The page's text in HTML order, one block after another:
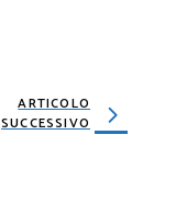
ARTICOLO
SUCCESSIVO